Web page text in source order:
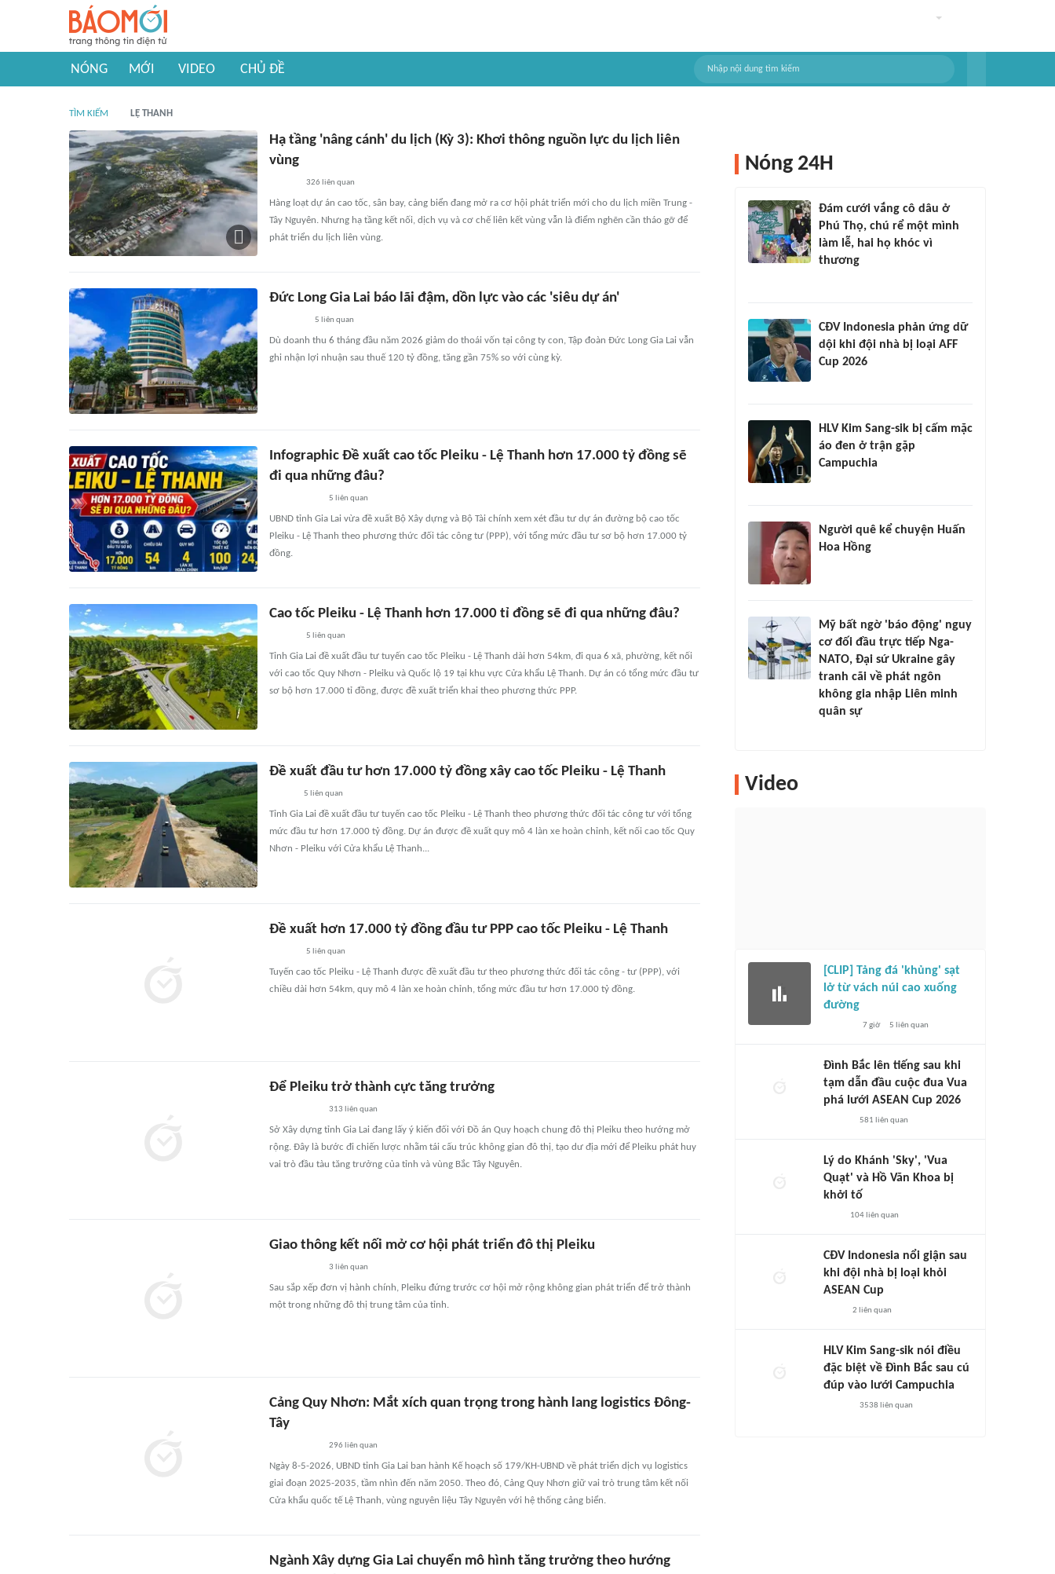
NÓNG MỚI VIDEO CHỦ ĐỀ
TÌM KIẾM LỆ THANH
Hạ tầng 'nâng cánh' du lịch (Kỳ 3): Khơi thông nguồn lực du lịch liên
vùng
326 liên quan
Hàng loạt dự án cao tốc, sân bay, cảng biển đang mở ra cơ hội phát triển mới cho du lịch miền Trung -
Tây Nguyên. Nhưng hạ tầng kết nối, dịch vụ và cơ chế liên kết vùng vẫn là điểm nghẽn cần tháo gỡ để
phát triển du lịch liên vùng.
Đức Long Gia Lai báo lãi đậm, dồn lực vào các 'siêu dự án'
5 liên quan
Dù doanh thu 6 tháng đầu năm 2026 giảm do thoái vốn tại công ty con, Tập đoàn Đức Long Gia Lai vẫn
ghi nhận lợi nhuận sau thuế 120 tỷ đồng, tăng gần 75% so với cùng kỳ.
Infographic Đề xuất cao tốc Pleiku - Lệ Thanh hơn 17.000 tỷ đồng sẽ
đi qua những đâu?
5 liên quan
UBND tỉnh Gia Lai vừa đề xuất Bộ Xây dựng và Bộ Tài chính xem xét đầu tư dự án đường bộ cao tốc
Pleiku - Lệ Thanh theo phương thức đối tác công tư (PPP), với tổng mức đầu tư sơ bộ hơn 17.000 tỷ
đồng.
Cao tốc Pleiku - Lệ Thanh hơn 17.000 tỉ đồng sẽ đi qua những đâu?
5 liên quan
Tỉnh Gia Lai đề xuất đầu tư tuyến cao tốc Pleiku - Lệ Thanh dài hơn 54km, đi qua 6 xã, phường, kết nối
với cao tốc Quy Nhơn - Pleiku và Quốc lộ 19 tại khu vực Cửa khẩu Lệ Thanh. Dự án có tổng mức đầu tư
sơ bộ hơn 17.000 tỉ đồng, được đề xuất triển khai theo phương thức PPP.
Đề xuất đầu tư hơn 17.000 tỷ đồng xây cao tốc Pleiku - Lệ Thanh
5 liên quan
Tỉnh Gia Lai đề xuất đầu tư tuyến cao tốc Pleiku - Lệ Thanh theo phương thức đối tác công tư với tổng
mức đầu tư hơn 17.000 tỷ đồng. Dự án được đề xuất quy mô 4 làn xe hoàn chỉnh, kết nối cao tốc Quy
Nhơn - Pleiku với Cửa khẩu Lệ Thanh...
Đề xuất hơn 17.000 tỷ đồng đầu tư PPP cao tốc Pleiku - Lệ Thanh
5 liên quan
Tuyến cao tốc Pleiku - Lệ Thanh được đề xuất đầu tư theo phương thức đối tác công - tư (PPP), với
chiều dài hơn 54km, quy mô 4 làn xe hoàn chỉnh, tổng mức đầu tư hơn 17.000 tỷ đồng.
Để Pleiku trở thành cực tăng trưởng
313 liên quan
Sở Xây dựng tỉnh Gia Lai đang lấy ý kiến đối với Đồ án Quy hoạch chung đô thị Pleiku theo hướng mở
rộng. Đây là bước đi chiến lược nhằm tái cấu trúc không gian đô thị, tạo dư địa mới để Pleiku phát huy
vai trò đầu tàu tăng trưởng của tỉnh và vùng Bắc Tây Nguyên.
Giao thông kết nối mở cơ hội phát triển đô thị Pleiku
3 liên quan
Sau sắp xếp đơn vị hành chính, Pleiku đứng trước cơ hội mở rộng không gian phát triển để trở thành
một trong những đô thị trung tâm của tỉnh.
Cảng Quy Nhơn: Mắt xích quan trọng trong hành lang logistics Đông-
Tây
296 liên quan
Ngày 8-5-2026, UBND tỉnh Gia Lai ban hành Kế hoạch số 179/KH-UBND về phát triển dịch vụ logistics
giai đoạn 2025-2035, tầm nhìn đến năm 2050. Theo đó, Cảng Quy Nhơn giữ vai trò trung tâm kết nối
Cửa khẩu quốc tế Lệ Thanh, vùng nguyên liệu Tây Nguyên với hệ thống cảng biển.
Ngành Xây dựng Gia Lai chuyển mô hình tăng trưởng theo hướng
Nóng 24H
Đám cưới vắng cô dâu ở
Phú Thọ, chú rể một mình
làm lễ, hai họ khóc vì
thương
CĐV Indonesia phản ứng dữ
dội khi đội nhà bị loại AFF
Cup 2026
HLV Kim Sang-sik bị cấm mặc
áo đen ở trận gặp
Campuchia
Người quê kể chuyện Huấn
Hoa Hồng
Mỹ bất ngờ 'báo động' nguy
cơ đối đầu trực tiếp Nga-
NATO, Đại sứ Ukraine gây
tranh cãi về phát ngôn
không gia nhập Liên minh
quân sự
Video
[CLIP] Tảng đá 'khủng' sạt
lở từ vách núi cao xuống
đường
7 giờ 5 liên quan
Đình Bắc lên tiếng sau khi
tạm dẫn đầu cuộc đua Vua
phá lưới ASEAN Cup 2026
581 liên quan
Lý do Khánh 'Sky', 'Vua
Quạt' và Hồ Văn Khoa bị
khởi tố
104liên quan
CĐV Indonesia nổi giận sau
khi đội nhà bị loại khỏi
ASEAN Cup
2 liên quan
HLV Kim Sang-sik nói điều
đặc biệt về Đình Bắc sau cú
đúp vào lưới Campuchia
3538 liên quan